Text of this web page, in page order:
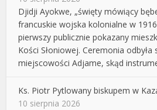
Djidji Ayokwe, „święty mówiący
francuskie wojska kolonialne w
pierwszy publicznie pokazany
Kości Słoniowej. Ceremonia
miejscowości Adjame, skąd
Ks. Piotr Pytlowany biskupem w
10 sierpnia 2026